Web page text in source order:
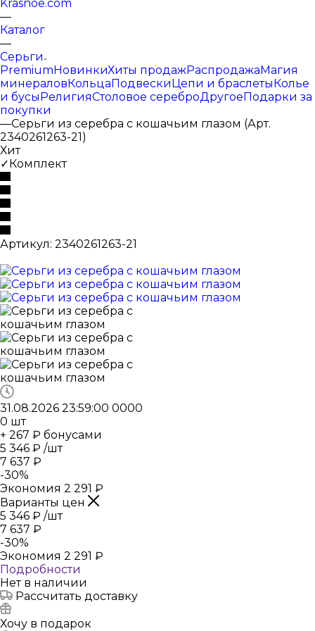
Krasnoe.com
—
Каталог
—
Серьги
PremiumНовинкиХиты продажРаспродажаМагия
минераловКольцаПодвескиЦепи и браслетыКолье
и бусыРелигияСтоловое сереброДругоеПодарки за
покупки
—Серьги из серебра с кошачьим глазом (Арт.
2340261263-21)
Хит
✓Комплект
Артикул: 2340261263-21
31.08.2026 23:59:00 0000
0 шт
+ 267 ₽ бонусами
5 346 ₽ /шт
7 637 ₽
-30%
Экономия 2 291 ₽
Варианты цен
5 346 ₽ /шт
7 637 ₽
-30%
Экономия 2 291 ₽
Подробности
Нет в наличии
Рассчитать доставку
Хочу в подарок